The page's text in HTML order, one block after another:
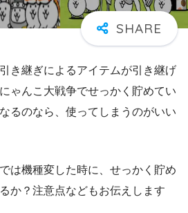
き継ぎによるアイテムが引き継げ
ゃんこ大戦争でせっかく貯めてい
るのなら、使ってしまうのがいい
は機種変した時に、せっかく貯め
か？注意点などもお伝えします